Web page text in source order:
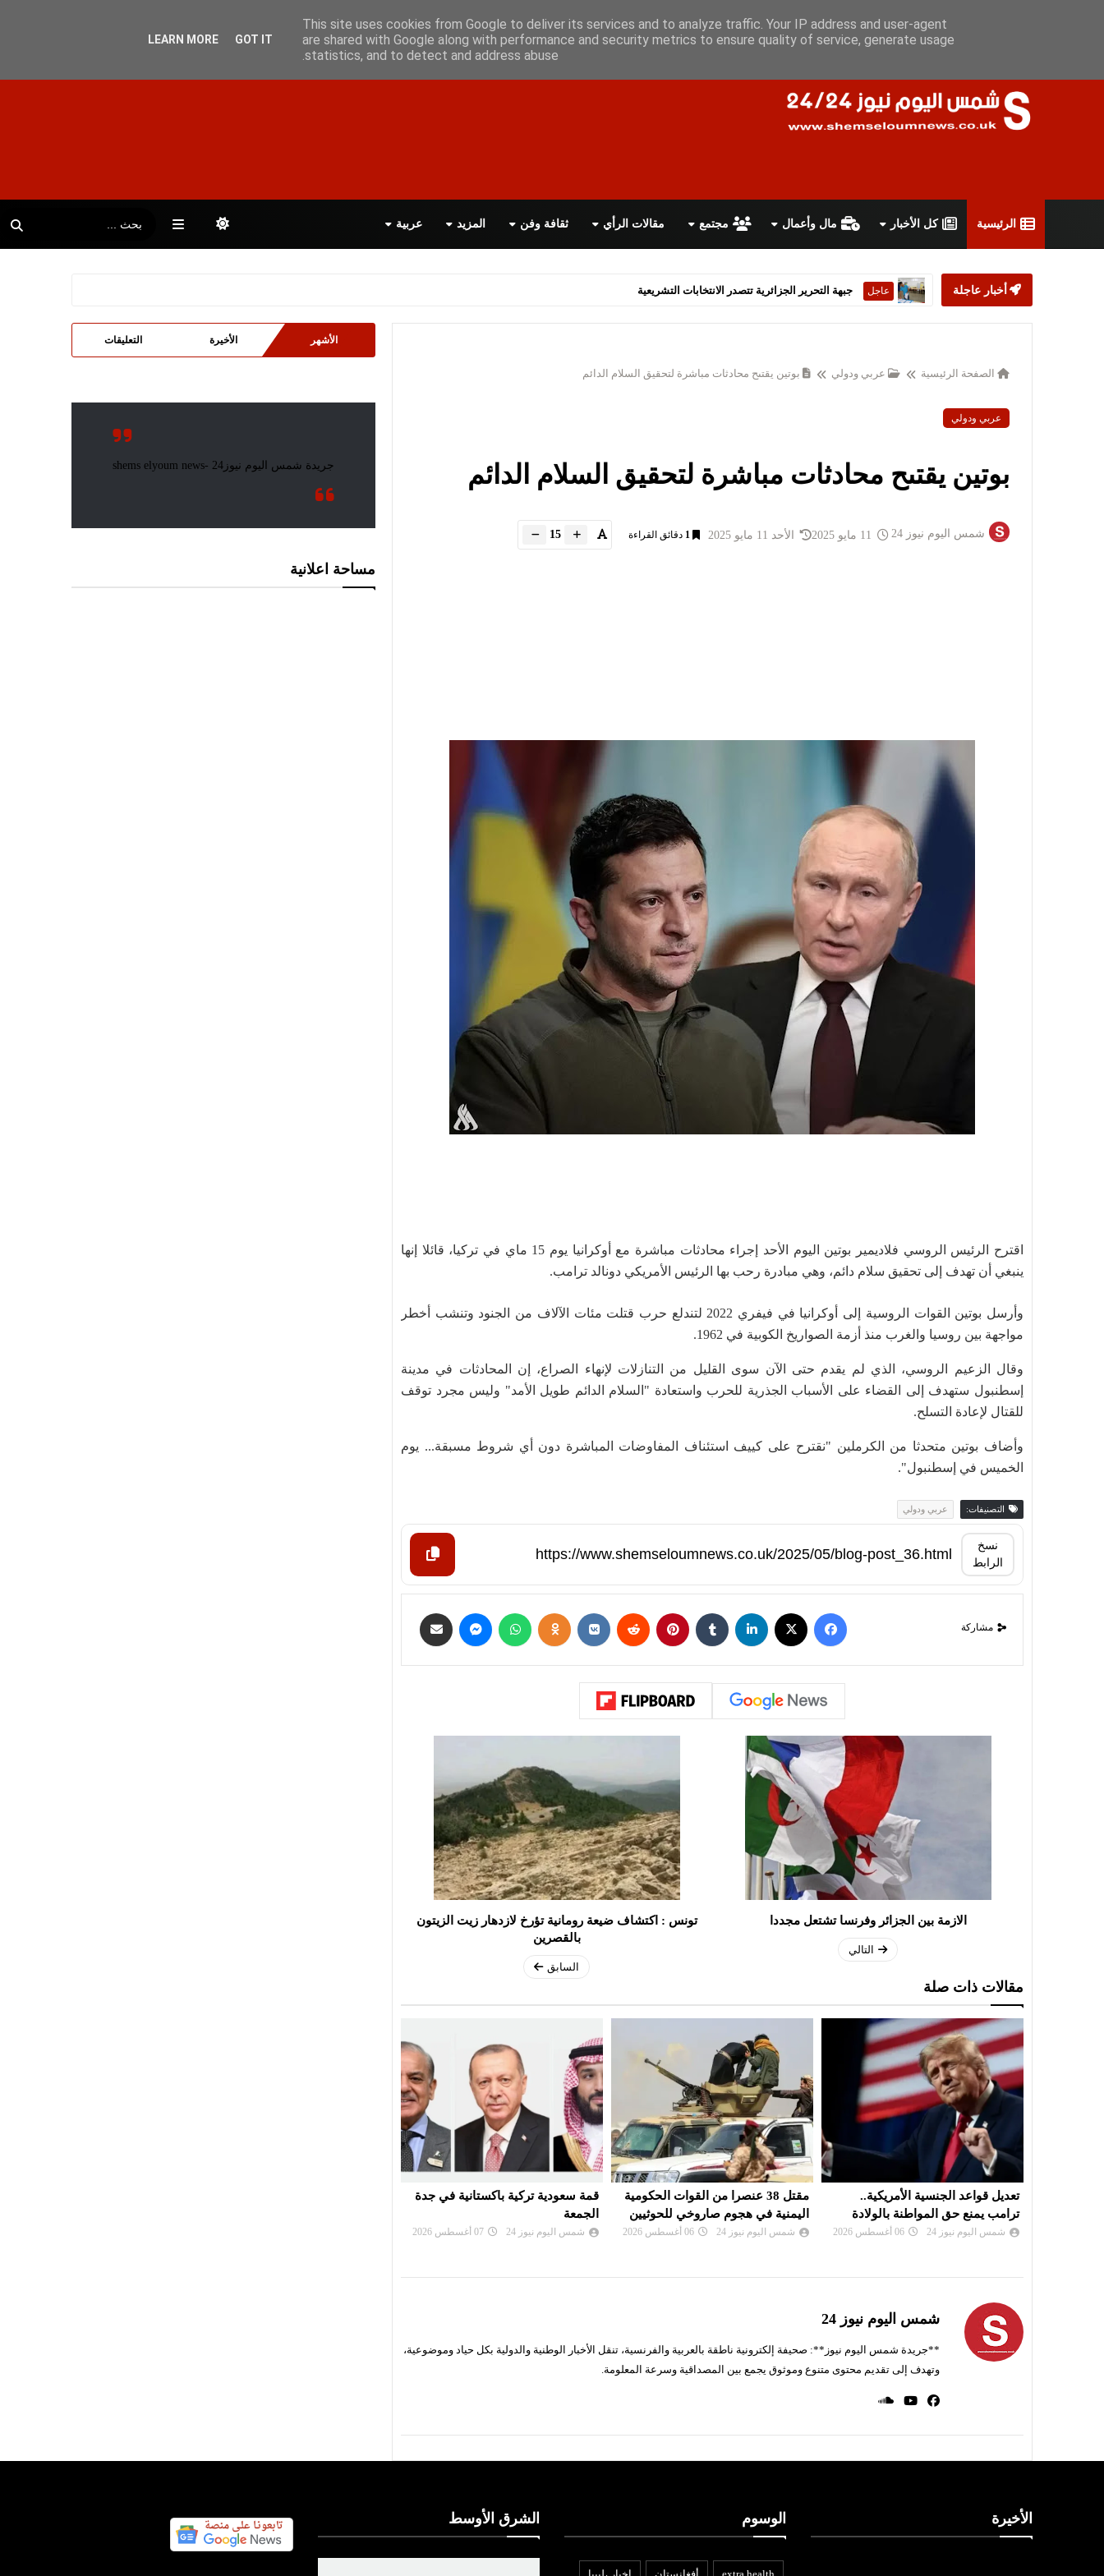
سياسة الخصوصية اتفاقية الاستخدام أعلن معانا اتصل بنا اقرأ الصحيفة PDF
الرئيسية كل الأخبار مال وأعمال مجتمع مقالات الرأي ثقافة وفن المزيد عربية
أخبار عاجلة عاجل ستارمر يعلن استقالته من رئاسة الحكومة البريطانية
الصفحة الرئيسية عربي ودولي بوتين يقتىح محادثات مباشرة لتحقيق السلام الدائم
عربي ودولي
بوتين يقتىح محادثات مباشرة لتحقيق السلام الدائم
شمس اليوم نيوز 24 الأحد 11 مايو 2025 1 دقائق القراءة 15
اقترح الرئيس الروسي فلاديمير بوتين اليوم الأحد إجراء محادثات مباشرة مع أوكرانيا يوم 15 ماي في تركيا، قائلا إنها
ينبغي أن تهدف إلى تحقيق سلام دائم، وهي مبادرة رحب بها الرئيس الأمريكي دونالد ترامب.
وأرسل بوتين القوات الروسية إلى أوكرانيا في فيفري 2022 لتندلع حرب قتلت مئات الآلاف من الجنود وتنشب أخطر
مواجهة بين روسيا والغرب منذ أزمة الصواريخ الكوبية في 1962.
وقال الزعيم الروسي، الذي لم يقدم حتى الآن سوى القليل من التنازلات لإنهاء الصراع، إن المحادثات في مدينة
إسطنبول ستهدف إلى القضاء على الأسباب الجذرية للحرب واستعادة "السلام الدائم طويل الأمد" وليس مجرد توقف
للقتال لإعادة التسلح.
وأضاف بوتين متحدثا من الكرملين "نقترح على كييف استئناف المفاوضات المباشرة دون أي شروط مسبقة... يوم
الخميس في إسطنبول".
التصنيفات: عربي ودولي
نسخ
الرابط
مشاركة
الازمة بين الجزائر وفرنسا تشتعل مجددا
التالي
تونس : اكتشاف ضيعة رومانية تؤرخ لازدهار زيت الزيتون
بالقصرين
السابق
مقالات ذات صلة
مقتل 38 عنصرا من القوات الحكومية
اليمنية في هجوم صاروخي للحوثيين
شمس اليوم نيوز 24 06 أغسطس 2026
قمة سعودية تركية باكستانية في جدة
الجمعة
شمس اليوم نيوز 24 07 أغسطس 2026
تعديل قواعد الجنسية الأمريكية..
ترامب يمنع حق المواطنة بالولادة
شمس اليوم نيوز 24 06 أغسطس 2026
شمس اليوم نيوز 24
**جريدة شمس اليوم نيوز**: صحيفة إلكترونية ناطقة بالعربية والفرنسية، تنقل الأخبار الوطنية والدولية بكل حياد وموضوعية،
وتهدف إلى تقديم محتوى متنوع وموثوق يجمع بين المصداقية وسرعة المعلومة.
الأشهر الأخيرة التعليقات
مساحة اعلانية
الأخيرة الوسوم الشرق الأوسط
This site uses cookies from Google to deliver its services and to analyze traffic. Your IP address and user-agent
are shared with Google along with performance and security metrics to ensure quality of service, generate usage
statistics, and to detect and address abuse.
LEARN MORE GOT IT